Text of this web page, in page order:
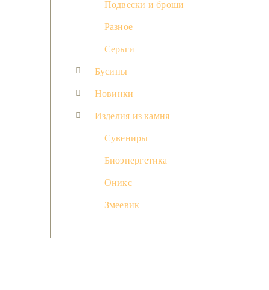
Подвески и броши
Разное
Серьги
Бусины
Новинки
Изделия из камня
Сувениры
Биоэнергетика
Оникс
Змеевик